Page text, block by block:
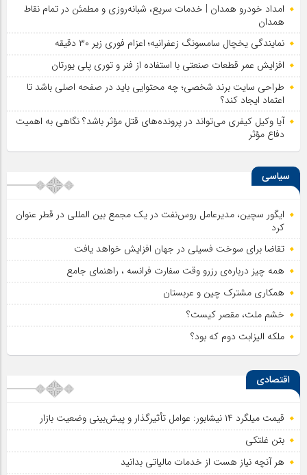
امداد خودرو همدان | خدمات سریع، شبانه‌روزی و مطمئن در تمام نقاط
همدان
نمایندگی یخچال سامسونگ زعفرانیه؛ اعزام فوری زیر ۳۰ دقیقه
افزایش عمر قطعات صنعتی با استفاده از فنر و توری پلی یورتان
طراحی سایت برند شخصی؛ چه محتوایی باید در صفحه اصلی باشد تا
اعتماد ایجاد کند؟
آیا وکیل کیفری می‌تواند در پرونده‌های قتل مؤثر باشد؟ نگاهی به اهمیت
دفاع مؤثر
سیاسی
ایگور سچین، مدیرعامل روس‌نفت در یک مجمع بین المللی در قطر عنوان
کرد
تقاضا برای سوخت فسیلی در جهان افزایش خواهد یافت
همه چیز درباره‌ی رزرو وقت سفارت فرانسه ، راهنمای جامع
همکاری مشترک چین و عربستان
خشم ملت، مقصر کیست؟
ملکه الیزابت دوم که بود؟
اقتصادی
قیمت میلگرد ۱۴ نیشابور: عوامل تأثیرگذار و پیش‌بینی وضعیت بازار
بتن غلتکی
هر آنچه نیاز هست از خدمات مالیاتی بدانید